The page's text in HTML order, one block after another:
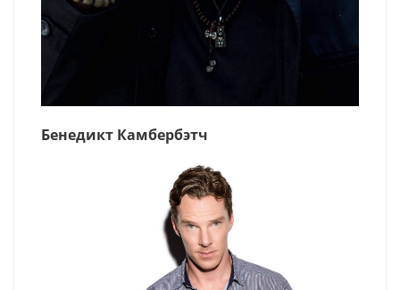
Бенедикт Камбербэтч